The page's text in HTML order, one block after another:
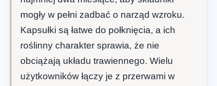
mogły w pełni zadbać o narząd wzroku.
Kapsułki są łatwe do połknięcia, a ich
roślinny charakter sprawia, że nie
obciążają układu trawiennego. Wielu
użytkowników łączy je z przerwami w